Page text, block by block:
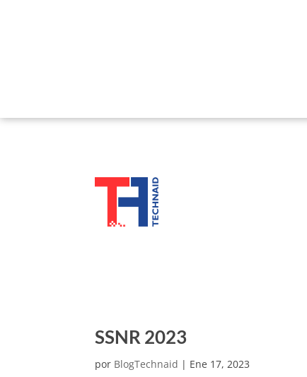
SSNR 2023
por BlogTechnaid | Ene 17, 2023